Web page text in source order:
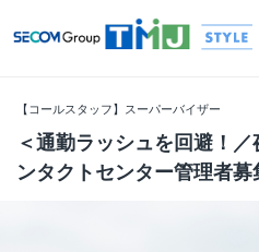
【コールスタッフ】スーパーバイザー
＜通勤ラッシュを回避！
ンタクトセンター管理者募